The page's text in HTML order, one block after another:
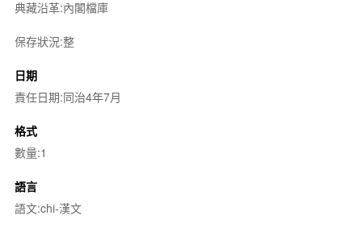
典藏沿革:內閣檔庫
保存狀況:整
日期
責任日期:同治4年7月
格式
數量:1
語言
語文:chi-漢文